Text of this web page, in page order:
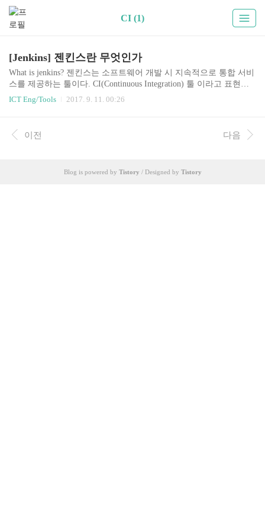
CI (1)
[Jenkins] 젠킨스란 무엇인가
What is jenkins? 젠킨스는 소프트웨어 개발 시 지속적으로 통합 서비
스를 제공하는 툴이다. CI(Continuous Integration) 툴 이라고 표현한
다. 다수의 개발자들이 하나의 프로그램을 개발할 때 버전 충돌을 방
지하기 위해 각자 작업한 내용을 공유영역에 있는 저장소에 빈번히
로젝트로 개발되었고, 허드슨의 개발은 2004년 여름 썬 마이크로시
스템즈에서 시작되었다. 그리고 2005년 2월에 java.net에 처음 출시
합 라이선스 MIT 출처 : 위키피디아 젠킨스와 같은 ..
ICT Eng/Tools 2017. 9. 11. 00:26
이전 다음
Blog is powered by Tistory / Designed by Tistory